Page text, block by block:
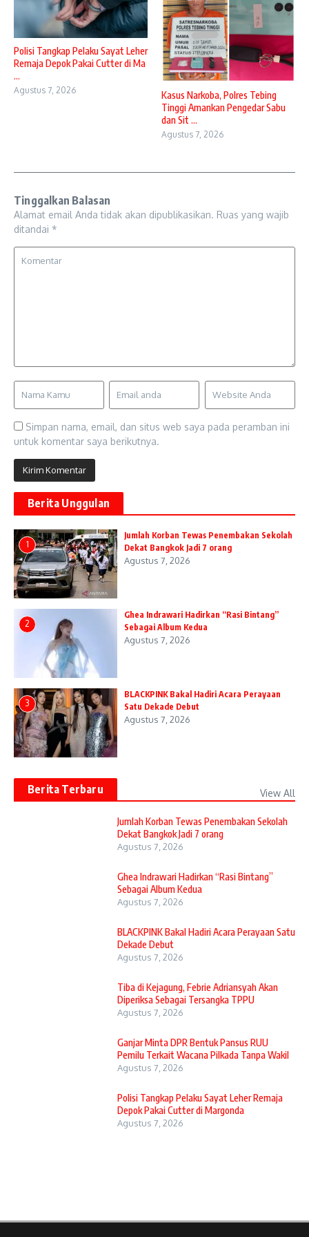
Polisi Tangkap Pelaku Sayat Leher
Remaja Depok Pakai Cutter di Ma
...
Agustus 7, 2026
Kasus Narkoba, Polres Tebing
Tinggi Amankan Pengedar Sabu
dan Sit ...
Agustus 7, 2026
Tinggalkan Balasan
Alamat email Anda tidak akan dipublikasikan. Ruas yang wajib
ditandai *
Simpan nama, email, dan situs web saya pada peramban ini
untuk komentar saya berikutnya.
Berita Unggulan
1
Jumlah Korban Tewas Penembakan Sekolah
Dekat Bangkok Jadi 7 orang
Agustus 7, 2026
2
Ghea Indrawari Hadirkan “Rasi Bintang”
Sebagai Album Kedua
Agustus 7, 2026
3
BLACKPINK Bakal Hadiri Acara Perayaan
Satu Dekade Debut
Agustus 7, 2026
Berita Terbaru View All
Jumlah Korban Tewas Penembakan Sekolah
Dekat Bangkok Jadi 7 orang
Agustus 7, 2026
Ghea Indrawari Hadirkan “Rasi Bintang”
Sebagai Album Kedua
Agustus 7, 2026
BLACKPINK Bakal Hadiri Acara Perayaan Satu
Dekade Debut
Agustus 7, 2026
Tiba di Kejagung, Febrie Adriansyah Akan
Diperiksa Sebagai Tersangka TPPU
Agustus 7, 2026
Ganjar Minta DPR Bentuk Pansus RUU
Pemilu Terkait Wacana Pilkada Tanpa Wakil
Agustus 7, 2026
Polisi Tangkap Pelaku Sayat Leher Remaja
Depok Pakai Cutter di Margonda
Agustus 7, 2026